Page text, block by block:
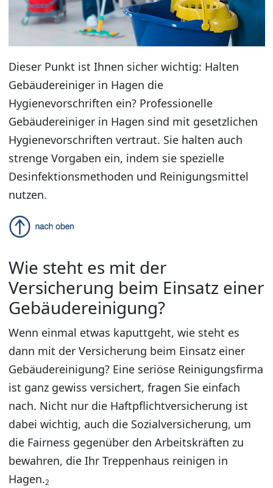
Dieser Punkt ist Ihnen sicher wichtig: Halten
Gebäudereiniger in Hagen die
Hygienevorschriften ein? Professionelle
Gebäudereiniger in Hagen sind mit gesetzlichen
Hygienevorschriften vertraut. Sie halten auch
strenge Vorgaben ein, indem sie spezielle
Desinfektionsmethoden und Reinigungsmittel
nutzen.
Wie steht es mit der
Versicherung beim Einsatz einer
Gebäudereinigung?
Wenn einmal etwas kaputtgeht, wie steht es
dann mit der Versicherung beim Einsatz einer
Gebäudereinigung? Eine seriöse Reinigungsfirma
ist ganz gewiss versichert, fragen Sie einfach
nach. Nicht nur die Haftpflichtversicherung ist
dabei wichtig, auch die Sozialversicherung, um
die Fairness gegenüber den Arbeitskräften zu
bewahren, die Ihr Treppenhaus reinigen in
Hagen.2